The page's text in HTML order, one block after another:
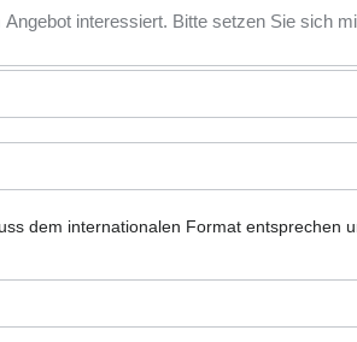
dem internationalen Format entsprechen